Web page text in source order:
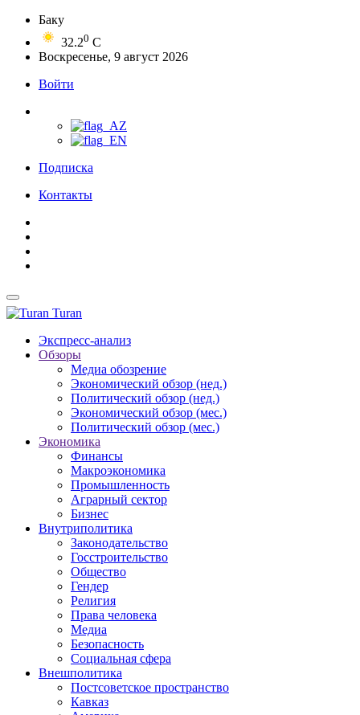
Баку
32.20 C
Воскресенье, 9 август 2026
Войти
Подписка
Контакты
Turan
Экспресс-анализ
Обзоры
Медиа обозрение
Экономический обзор (нед.)
Политический обзор (нед.)
Экономический обзор (мес.)
Политический обзор (мес.)
Экономика
Финансы
Макроэкономика
Промышленность
Аграрный сектор
Бизнес
Внутриполитика
Законодательство
Госстроительство
Общество
Гендер
Религия
Права человека
Медиа
Безопасность
Социальная сфера
Внешполитика
Постсоветское пространство
Кавказ